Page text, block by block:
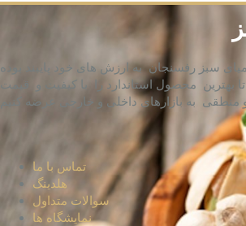
سبز رفسنجان به ارزش های خود پایبند بوده
بهترین محصول استاندارد را با کیفیت و قیمت
تماس با ما
هلدینگ
سوالات متداول
نمایشگاه ها